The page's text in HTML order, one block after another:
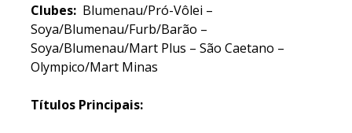
Clubes: Blumenau/Pró-Vôlei –
Soya/Blumenau/Furb/Barão –
Soya/Blumenau/Mart Plus – São Caetano –
Olympico/Mart Minas
Títulos Principais: